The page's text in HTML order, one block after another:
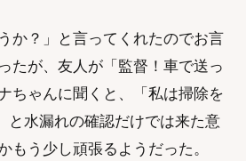
か？」と言ってくれたのでお言
たが、友人が「監督！車で送っ
ちゃんに聞くと、「私は掃除を
と水漏れの確認だけでは来た意
もう少し頑張るようだった。